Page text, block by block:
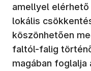
amellyel
lokális
köszönhetően
faltól-falig
magában foglalja